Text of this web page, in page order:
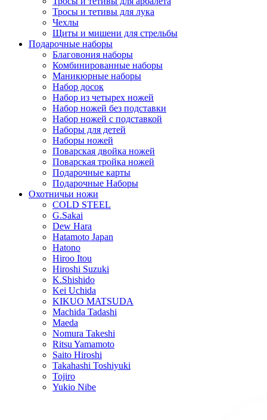
Тросы и тетивы для лука
Чехлы
Щиты и мишени для стрельбы
Подарочные наборы
Благовония наборы
Комбинированные наборы
Маникюрные наборы
Набор досок
Набор из четырех ножей
Набор ножей без подставки
Набор ножей с подставкой
Наборы для детей
Наборы ножей
Поварская двойка ножей
Поварская тройка ножей
Подарочные карты
Подарочные Наборы
Охотничьи ножи
COLD STEEL
G.Sakai
Dew Hara
Hatamoto Japan
Hatono
Hiroo Itou
Hiroshi Suzuki
K.Shishido
Kei Uchida
KIKUO MATSUDA
Machida Tadashi
Maeda
Nomura Takeshi
Ritsu Yamamoto
Saito Hiroshi
Takahashi Toshiyuki
Tojiro
Yukio Nibe